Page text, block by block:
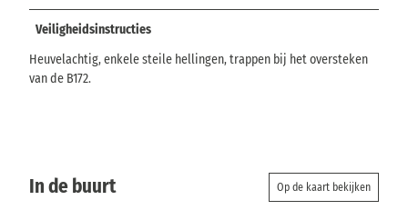
Veiligheidsinstructies
Heuvelachtig, enkele steile hellingen, trappen bij het oversteken
van de B172.
In de buurt Op de kaart bekijken